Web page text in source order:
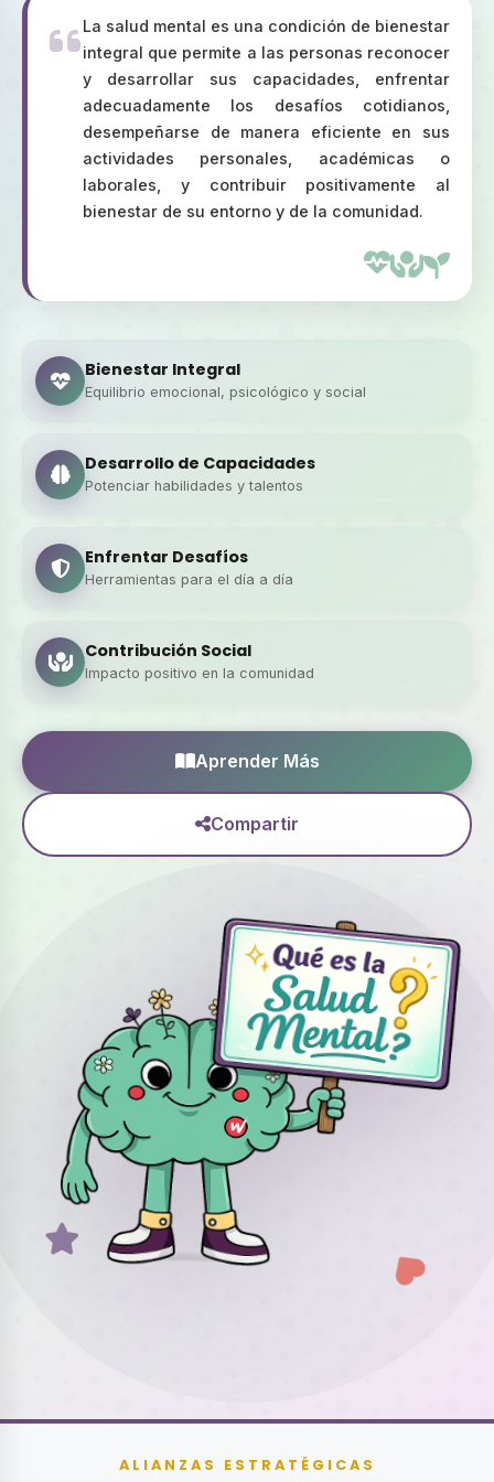
La salud mental es una condición de bienestar
integral que permite a las personas reconocer
y desarrollar sus capacidades, enfrentar
adecuadamente los desafíos cotidianos,
desempeñarse de manera eficiente en sus
actividades personales, académicas o
laborales, y contribuir positivamente al
bienestar de su entorno y de la comunidad.
Bienestar Integral
Equilibrio emocional, psicológico y social
Desarrollo de Capacidades
Potenciar habilidades y talentos
Enfrentar Desafíos
Herramientas para el día a día
Contribución Social
Impacto positivo en la comunidad
Aprender Más
Compartir
ALIANZAS ESTRATÉGICAS